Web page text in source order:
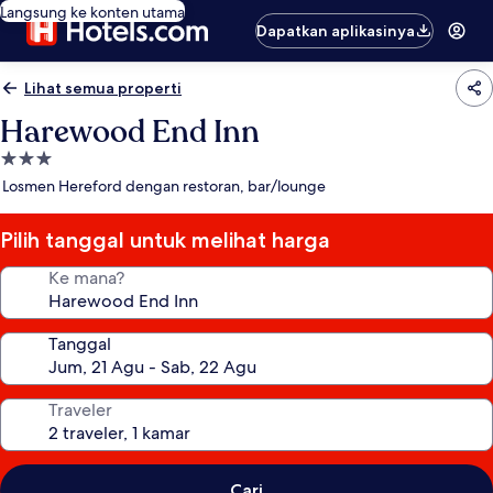
Langsung ke konten utama
Dapatkan aplikasinya
Lihat semua properti
Harewood End Inn
Properti
bintang
Losmen Hereford dengan restoran, bar/lounge
Pilih tanggal untuk melihat harga
Ke mana?
Tanggal
Traveler